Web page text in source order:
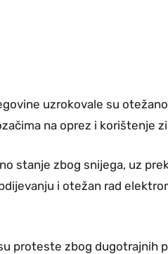
uzrokovale su
na oprez i korištenje
stanje zbog snijega, uz
i otežan rad
proteste zbog dugotrajnih